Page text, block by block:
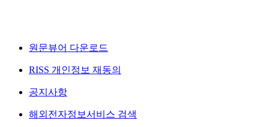
원문뷰어 다운로드
RISS 개인정보 재동의
공지사항
해외전자정보서비스 검색